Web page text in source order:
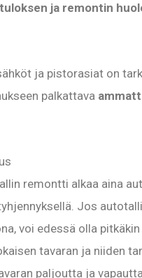
ja remontin
ja pistorasiat on
palkattava
remontti alkaa aina
Jos
voi edessä olla pitkäkin
tavaran ja niiden
paljoutta ja